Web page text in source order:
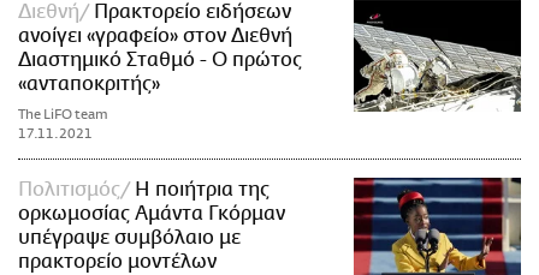
Διεθνή
Πρακτορείο ειδήσεων
ανοίγει «γραφείο» στον Διεθνή
Διαστημικό Σταθμό - Ο πρώτος
«ανταποκριτής»
The LiFO team
17.11.2021
Πολιτισμός
Η ποιήτρια της
ορκωμοσίας Αμάντα Γκόρμαν
υπέγραψε συμβόλαιο με
πρακτορείο μοντέλων